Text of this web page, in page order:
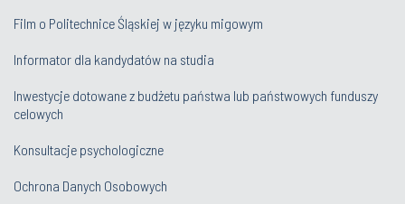
Film o Politechnice Śląskiej w języku migowym
Informator dla kandydatów na studia
Inwestycje dotowane z budżetu państwa lub państwowych funduszy
celowych
Konsultacje psychologiczne
Ochrona Danych Osobowych